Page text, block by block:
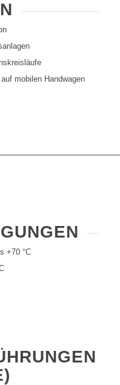
mobilen Handwagen
+70 °C